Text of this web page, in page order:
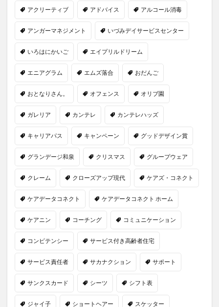
アクリーティブ アドバイス アルコール消毒
アンガーマネジメント いづみデイサービスセンター
いろはにかいご エイプリルドリーム
エニアグラム エムズ落合 おだんご
おとなりさん。 オフェンス オリブ園
ガレリア カンテレ カンテレハッズ
キャリアパス キャンペーン グッドデザイン賞
グランデージ和泉 クリスマス グループウェア
クレーム クローズアップ現代 ケアズ・コネクト
ケアデータコネクト ケアデータコネクト ホーム
ケアニン コーチング コミュニケーション
コンピテンシー サービス付き高齢者住宅
サービス責任者 サカナクション サポート
サンクスカード シーツ シフト表
ジャイ子 ショートヘアー スケッター